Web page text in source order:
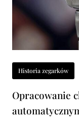
Historia zegarków
Opracowanie